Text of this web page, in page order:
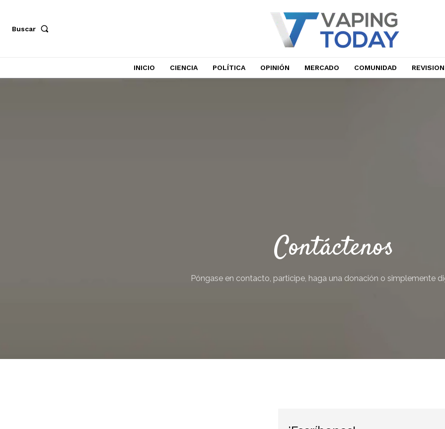
Suscríbete a nuestro boletín
Buscar
INICIO CIENCIA POLÍTICA OPINIÓN MERCADO COMUNIDAD
Contáctenos
Póngase en contacto, participe, haga una donación o simplemente